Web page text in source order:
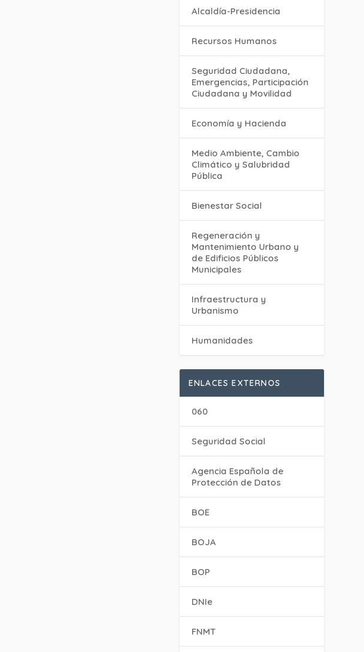
Alcaldía-Presidencia
Recursos Humanos
Seguridad Ciudadana,
Emergencias, Participación
Ciudadana y Movilidad
Economía y Hacienda
Medio Ambiente, Cambio
Climático y Salubridad
Pública
Bienestar Social
Regeneración y
Mantenimiento Urbano y
de Edificios Públicos
Municipales
Infraestructura y
Urbanismo
Humanidades
ENLACES EXTERNOS
060
Seguridad Social
Agencia Española de
Protección de Datos
BOE
BOJA
BOP
DNIe
FNMT